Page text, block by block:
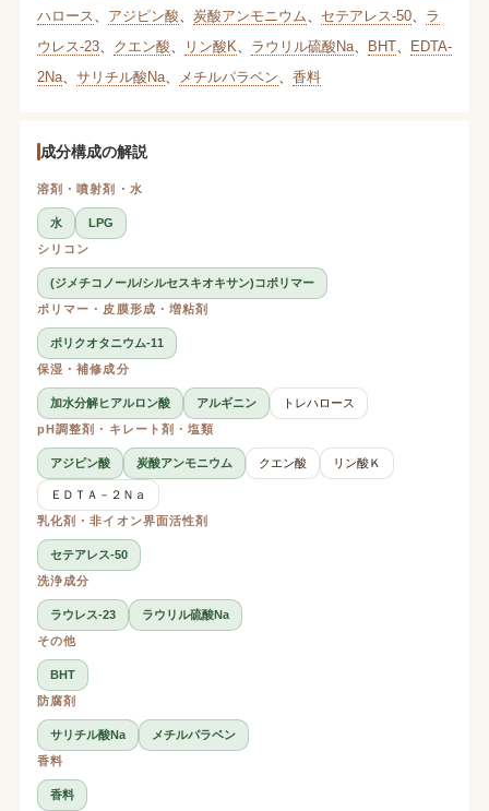
ハロース
アジピン酸 炭酸アンモニウム セテアレス-50、 ラ
ウレス-23、 クエン酸 リン酸K ラウリル硫酸Na、 BHT、 EDTA-
2Na、 サリチル酸Na、 メチルパラベン 香料
成分構成の解説
溶剤・噴射剤・水
水
LPG
シリコン
(ジメチコノール/シルセスキオキサン)コポリマー
ポリマー・皮膜形成・増粘剤
ポリクオタニウム-11
保湿・補修成分
加水分解ヒアルロン酸 アルギニン
トレハロース
pH調整剤・キレート剤・塩類
アジピン酸 炭酸アンモニウム クエン酸 リン酸Ｋ
ＥＤＴＡ－２Ｎａ
乳化剤・非イオン界面活性剤
セテアレス-50
洗浄成分
ラウレス-23
ラウリル硫酸Na
その他
BHT
防腐剤
サリチル酸Na
メチルパラベン
香料
香料